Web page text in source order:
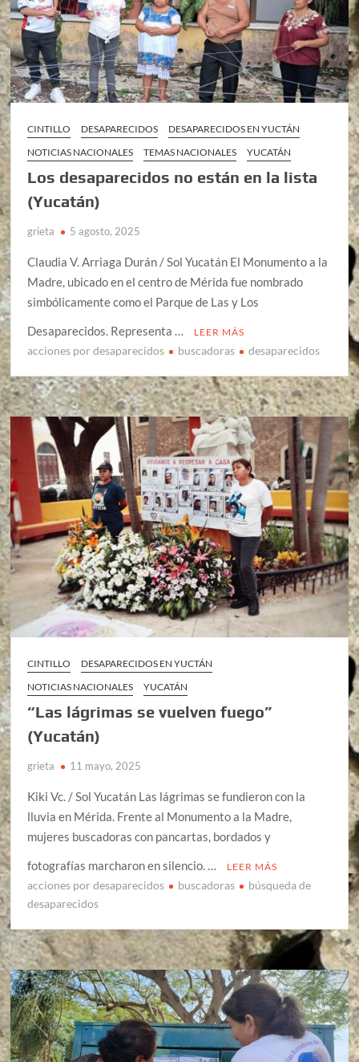
CINTILLO DESAPARECIDOS
DESAPARECIDOS EN YUCTÁN
NOTICIAS NACIONALES
TEMAS NACIONALES YUCATÁN
Los desaparecidos no están en la lista
(Yucatán)
grieta 5 agosto, 2025
Claudia V. Arriaga Durán / Sol Yucatán El Monumento a la
Madre, ubicado en el centro de Mérida fue nombrado
simbólicamente como el Parque de Las y Los
Desaparecidos. Representa …
LEER MÁS
acciones por desaparecidos buscadoras desaparecidos
CINTILLO
DESAPARECIDOS EN YUCTÁN
NOTICIAS NACIONALES
YUCATÁN
“Las lágrimas se vuelven fuego”
(Yucatán)
grieta 11 mayo, 2025
Kiki Vc. / Sol Yucatán Las lágrimas se fundieron con la
lluvia en Mérida. Frente al Monumento a la Madre,
mujeres buscadoras con pancartas, bordados y
fotografías marcharon en silencio. …
LEER MÁS
acciones por desaparecidos buscadoras
búsqueda de
desaparecidos